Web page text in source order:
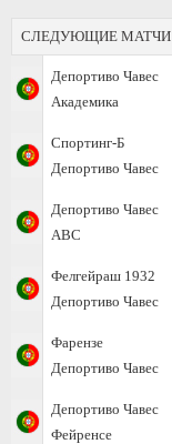
СЛЕДУЮЩИЕ МАТЧИ
Депортиво Чавес
Академика
Спортинг-Б
Депортиво Чавес
Депортиво Чавес
АВС
Фелгейраш 1932
Депортиво Чавес
Фарензе
Депортиво Чавес
Депортиво Чавес
Фейренсе